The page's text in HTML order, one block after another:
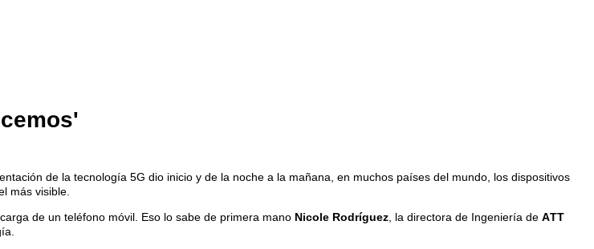
de la tecnología 5G dio inicio y de la noche a la mañana, en muchos países del mundo, los dispositivos
más visible.
de un teléfono móvil. Eso lo sabe de primera mano Nicole Rodríguez , la directora de Ingeniería de ATT